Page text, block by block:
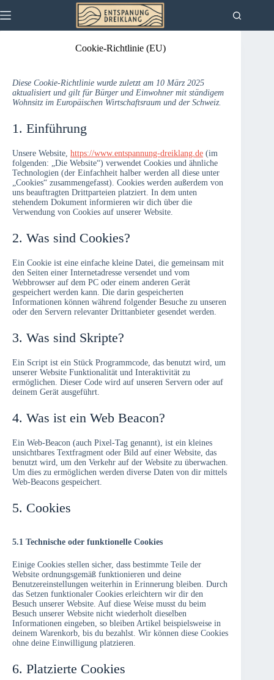
Inhalt
Cookie-Richtlinie (EU)
Diese Cookie-Richtlinie wurde zuletzt am 10 März 2025
aktualisiert und gilt für Bürger und Einwohner mit ständigem
Wohnsitz im Europäischen Wirtschaftsraum und der Schweiz.
1. Einführung
Unsere Website, https://www.entspannung-dreiklang.de (im
folgenden: „Die Website“) verwendet Cookies und ähnliche
Technologien (der Einfachheit halber werden all diese unter
„Cookies“ zusammengefasst). Cookies werden außerdem von
uns beauftragten Drittparteien platziert. In dem unten
stehendem Dokument informieren wir dich über die
Verwendung von Cookies auf unserer Website.
2. Was sind Cookies?
Ein Cookie ist eine einfache kleine Datei, die gemeinsam mit
den Seiten einer Internetadresse versendet und vom
Webbrowser auf dem PC oder einem anderen Gerät
gespeichert werden kann. Die darin gespeicherten
Informationen können während folgender Besuche zu unseren
oder den Servern relevanter Drittanbieter gesendet werden.
3. Was sind Skripte?
Ein Script ist ein Stück Programmcode, das benutzt wird, um
unserer Website Funktionalität und Interaktivität zu
ermöglichen. Dieser Code wird auf unseren Servern oder auf
deinem Gerät ausgeführt.
4. Was ist ein Web Beacon?
Ein Web-Beacon (auch Pixel-Tag genannt), ist ein kleines
unsichtbares Textfragment oder Bild auf einer Website, das
benutzt wird, um den Verkehr auf der Website zu überwachen.
Um dies zu ermöglichen werden diverse Daten von dir mittels
Web-Beacons gespeichert.
5. Cookies
5.1 Technische oder funktionelle Cookies
Einige Cookies stellen sicher, dass bestimmte Teile der
Website ordnungsgemäß funktionieren und deine
Benutzereinstellungen weiterhin in Erinnerung bleiben. Durch
das Setzen funktionaler Cookies erleichtern wir dir den
Besuch unserer Website. Auf diese Weise musst du beim
Besuch unserer Website nicht wiederholt dieselben
Informationen eingeben, so bleiben Artikel beispielsweise in
deinem Warenkorb, bis du bezahlst. Wir können diese Cookies
ohne deine Einwilligung platzieren.
6. Platzierte Cookies